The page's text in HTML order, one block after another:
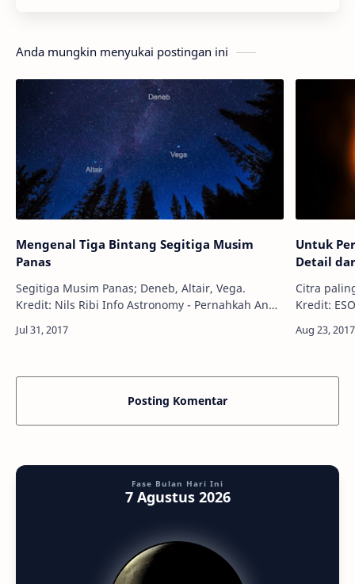
Anda mungkin menyukai postingan ini
Mengenal Tiga Bintang Segitiga Musim
Panas
Segitiga Musim Panas; Deneb, Altair, Vega.
Kredit: Nils Ribi Info Astronomy - Pernahkah Anda
rasi bintang, Segitiga Musim Panas a…
Untuk
Detail
Citra
Kredit: ESO/K.
detail dari
Posting Komentar
Fase Bulan Hari Ini
7 Agustus 2026